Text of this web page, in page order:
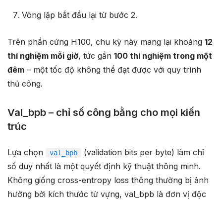
Vòng lặp bắt đầu lại từ bước 2.
Trên phần cứng H100, chu kỳ này mang lại khoảng 12
thí nghiệm mỗi giờ, tức gần 100 thí nghiệm trong một
đêm – một tốc độ không thể đạt được với quy trình
thủ công.
Val_bpb – chỉ số công bằng cho mọi kiến
trúc
Lựa chọn val_bpb
(validation bits per byte) làm chỉ
số duy nhất là một quyết định kỹ thuật thông minh.
Không giống cross-entropy loss thông thường bị ảnh
hưởng bởi kích thước từ vựng, val_bpb là đơn vị độc